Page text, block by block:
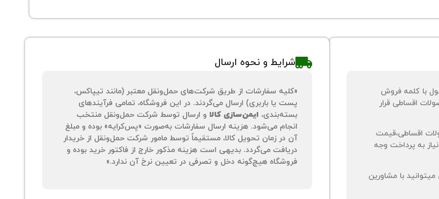
با کلمه فروش
اقساطی قرار
اقساطی،قیمت
به پرداخت وجه
با مشاورین
شرایط و نحوه ارسال
«کلیه سفارشات از طریق شرکت‌های حمل‌ونقل معتبر (مانند تیپاکس،
پست یا باربری) ارسال می‌گردند. در این فروشگاه، تمامی فرآیندهای
بسته‌بندی، ایمن‌سازی کالا و ارسال توسط شرکت حمل‌ونقل منتخب
انجام می‌شود. هزینه ارسال سفارشات به‌صورت «پس‌کرایه» بوده و مبلغ
آن در زمان تحویل کالا، مستقیماً توسط مامور شرکت حمل‌ونقل از خریدار
دریافت می‌گردد. بدیهی است هزینه مذکور خارج از فاکتور خرید بوده و
فروشگاه هیچ‌گونه دخل و تصرفی در تعیین نرخ آن ندارد.»